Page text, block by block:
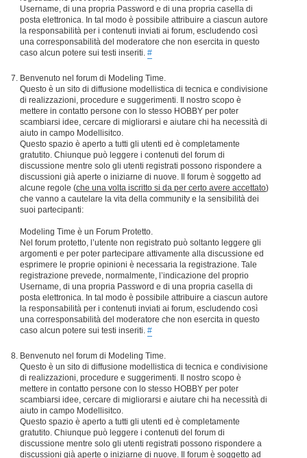
Username, di una propria Password e di una propria casella di
posta elettronica. In tal modo è possibile attribuire a ciascun autore
la responsabilità per i contenuti inviati ai forum, escludendo così
una corresponsabilità del moderatore che non esercita in questo
caso alcun potere sui testi inseriti. #
Benvenuto nel forum di Modeling Time.
Questo è un sito di diffusione modellistica di tecnica e condivisione
di realizzazioni, procedure e suggerimenti. Il nostro scopo è
mettere in contatto persone con lo stesso HOBBY per poter
scambiarsi idee, cercare di migliorarsi e aiutare chi ha necessità di
aiuto in campo Modellisitco.
Questo spazio è aperto a tutti gli utenti ed è completamente
gratutito. Chiunque può leggere i contenuti del forum di
discussione mentre solo gli utenti registrati possono rispondere a
discussioni già aperte o iniziarne di nuove. Il forum è soggetto ad
alcune regole (che una volta iscritto si da per certo avere accettato)
che vanno a cautelare la vita della community e la sensibilità dei
suoi partecipanti:
Modeling Time è un Forum Protetto.
Nel forum protetto, l’utente non registrato può soltanto leggere gli
argomenti e per poter partecipare attivamente alla discussione ed
esprimere le proprie opinioni è necessaria la registrazione. Tale
registrazione prevede, normalmente, l’indicazione del proprio
Username, di una propria Password e di una propria casella di
posta elettronica. In tal modo è possibile attribuire a ciascun autore
la responsabilità per i contenuti inviati ai forum, escludendo così
una corresponsabilità del moderatore che non esercita in questo
caso alcun potere sui testi inseriti. #
Benvenuto nel forum di Modeling Time.
Questo è un sito di diffusione modellistica di tecnica e condivisione
di realizzazioni, procedure e suggerimenti. Il nostro scopo è
mettere in contatto persone con lo stesso HOBBY per poter
scambiarsi idee, cercare di migliorarsi e aiutare chi ha necessità di
aiuto in campo Modellisitco.
Questo spazio è aperto a tutti gli utenti ed è completamente
gratutito. Chiunque può leggere i contenuti del forum di
discussione mentre solo gli utenti registrati possono rispondere a
discussioni già aperte o iniziarne di nuove. Il forum è soggetto ad